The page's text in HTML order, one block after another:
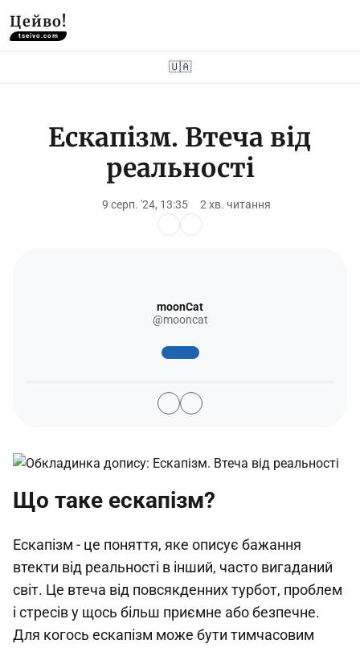
Цейво!
tseivo.com
🇺🇦
Ескапізм. Втеча від
реальності
9 серп. '24, 13:35 2 хв. читання
moonCat
@mooncat
Що таке ескапізм?
Ескапізм - це поняття, яке описує бажання
втекти від реальності в інший, часто вигаданий
світ. Це втеча від повсякденних турбот, проблем
і стресів у щось більш приємне або безпечне.
Для когось ескапізм може бути тимчасовим